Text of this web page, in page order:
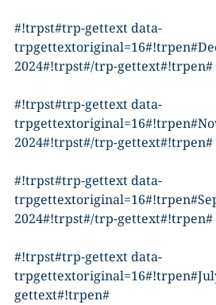
#!trpst#trp-gettext data-
2024#!trpst#/trp-gettext#!trpen#
#!trpst#trp-gettext data-
2024#!trpst#/trp-gettext#!trpen#
#!trpst#trp-gettext data-
2024#!trpst#/trp-gettext#!trpen#
#!trpst#trp-gettext data-
gettext#!trpen#